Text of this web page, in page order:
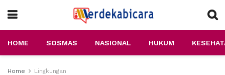
HOME SOSMAS NASIONAL HUKUM
Home Lingkungan